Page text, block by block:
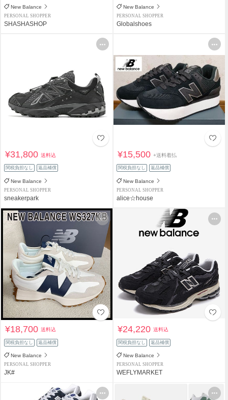
New Balance
PERSONAL SHOPPER
SHASHASHOP
New Balance
PERSONAL SHOPPER
Globalshoes
¥31,800送料込
関税負担なし 返品補償
New Balance
PERSONAL SHOPPER
sneakerpark
¥15,500+送料着払
関税負担なし 返品補償
New Balance
PERSONAL SHOPPER
alice☆house
¥18,700送料込
関税負担なし 返品補償
New Balance
PERSONAL SHOPPER
JK#
¥24,220送料込
関税負担なし 返品補償
New Balance
PERSONAL SHOPPER
WEFLYMARKET